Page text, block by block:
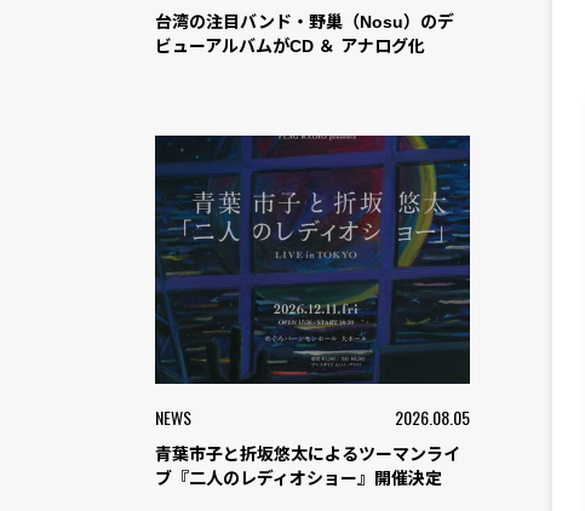
台湾の注目バンド・野巢（Nosu）のデ
ビューアルバムがCD ＆ アナログ化
NEWS 2026.08.05
青葉市子と折坂悠太によるツーマンライ
ブ『二人のレディオショー』開催決定